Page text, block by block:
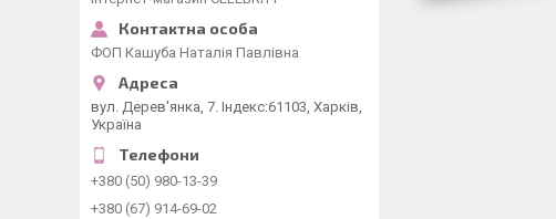
ФОП Кашуба Наталія Павлівна
вул. Дерев'янка, 7. Індекс:61103, Харків,
Україна
+380 (50) 980-13-39
+380 (67) 914-69-02